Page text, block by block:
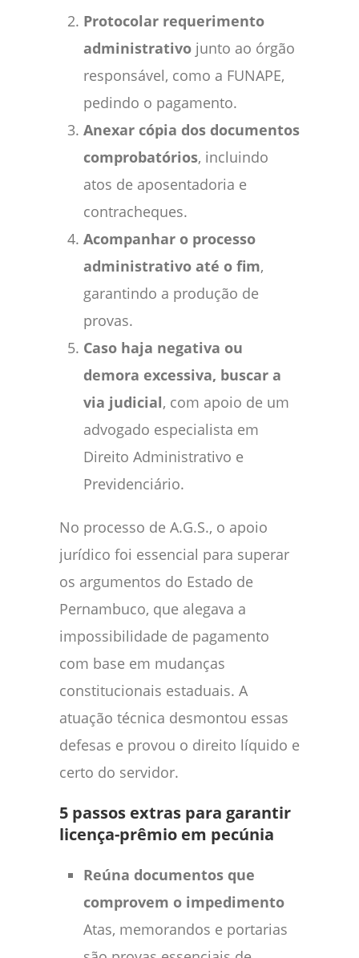
Protocolar requerimento
administrativo junto ao órgão
responsável, como a FUNAPE,
pedindo o pagamento.
Anexar cópia dos documentos
comprobatórios, incluindo
atos de aposentadoria e
contracheques.
Acompanhar o processo
administrativo até o fim,
garantindo a produção de
provas.
Caso haja negativa ou
demora excessiva, buscar a
via judicial, com apoio de um
advogado especialista em
Direito Administrativo e
Previdenciário.
No processo de A.G.S., o apoio
jurídico foi essencial para superar
os argumentos do Estado de
Pernambuco, que alegava a
impossibilidade de pagamento
com base em mudanças
constitucionais estaduais. A
atuação técnica desmontou essas
defesas e provou o direito líquido e
certo do servidor.
5 passos extras para garantir
licença-prêmio em pecúnia
Reúna documentos que
comprovem o impedimento
Atas, memorandos e portarias